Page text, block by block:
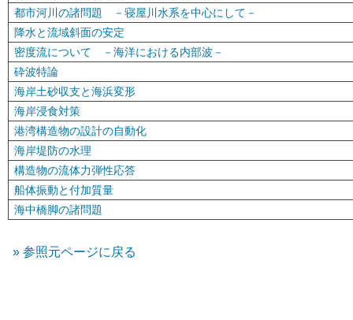
都市河川の諸問題 －寝屋川水系を中心にして－
降水と流域斜面の安定
密度流について －海洋における内部波－
砕波特論
海岸土砂収支と海浜変形
海岸浸食対策
港湾構造物の設計の自動化
海岸堤防の水理
構造物の流体力弾性応答
船体振動と付加質量
海中橋脚の諸問題
参照元ページに戻る